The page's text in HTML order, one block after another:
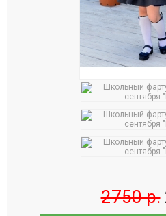
Школьные платья
Школьные фартуки
2750 р.